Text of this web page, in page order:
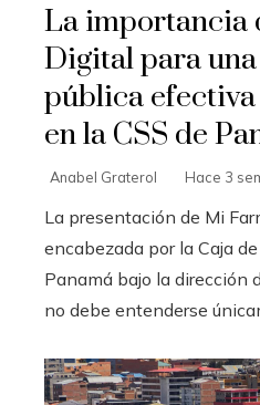
La importancia
Digital para
pública
en la CSS de
Anabel Graterol Hace 3
La presentación de Mi
encabezada por la Caja
Panamá bajo la dirección
no debe entenderse